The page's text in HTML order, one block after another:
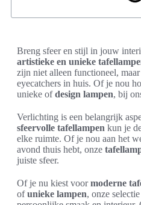
Breng sfeer en stijl in jouw
artistieke en unieke
zijn niet alleen functioneel,
eyecatchers in huis. Of je nou
unieke ofdesign lampen, bij
Verlichting is een belangrijk
sfeervolle tafellampen kun je
elke ruimte. Of je nou aan het
avond thuis hebt, onze
juiste sfeer.
Of je nu kiest voormoderne
ofunieke lampen, onze